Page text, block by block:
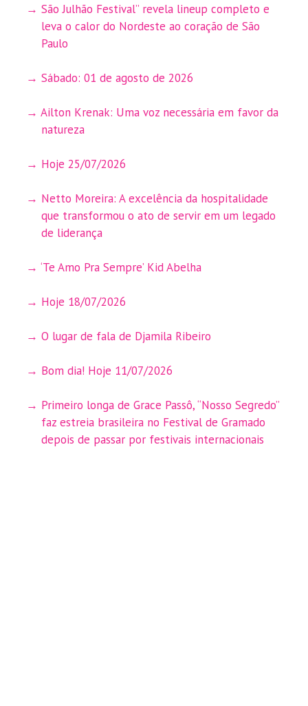
São Julhão Festival” revela lineup completo e
leva o calor do Nordeste ao coração de São
Paulo
Sábado: 01 de agosto de 2026
Ailton Krenak: Uma voz necessária em favor da
natureza
Hoje 25/07/2026
Netto Moreira: A excelência da hospitalidade
que transformou o ato de servir em um legado
de liderança
‘Te Amo Pra Sempre’ Kid Abelha
Hoje 18/07/2026
O lugar de fala de Djamila Ribeiro
Bom dia! Hoje 11/07/2026
Primeiro longa de Grace Passô, “Nosso Segredo”
faz estreia brasileira no Festival de Gramado
depois de passar por festivais internacionais